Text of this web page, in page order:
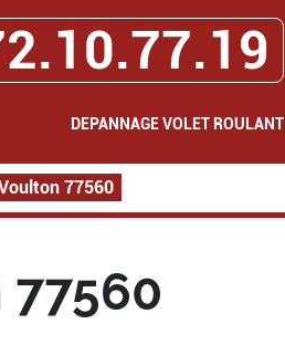
DEPANNAGE VOLET ROULANT
77560